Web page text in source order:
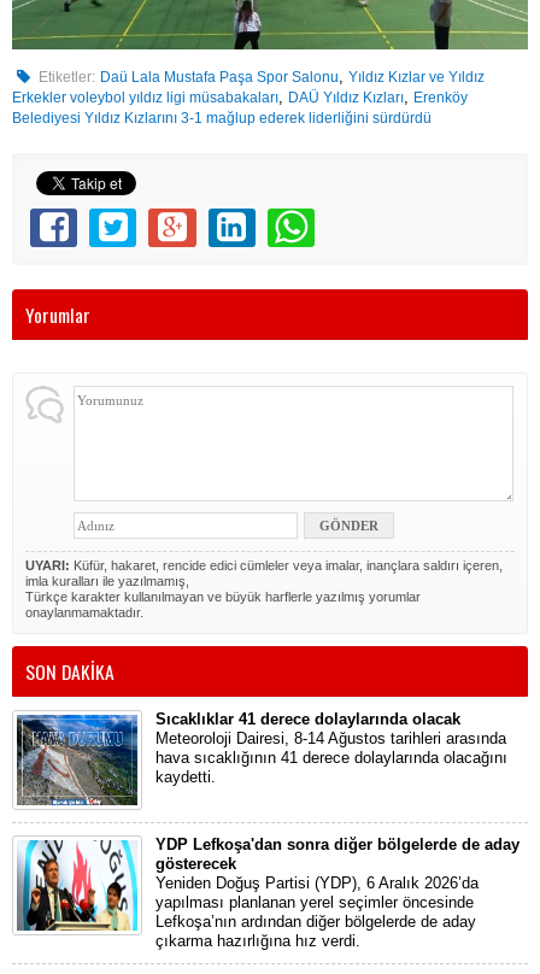
Etiketler: Daü Lala Mustafa Paşa Spor Salonu,Yıldız Kızlar ve Yıldız
Erkekler voleybol yıldız ligi müsabakaları, DAÜ Yıldız Kızları, Erenköy
Belediyesi Yıldız Kızlarını 3-1 mağlup ederek liderliğini sürdürdü
Yorumlar
UYARI: Küfür, hakaret, rencide edici cümleler veya imalar, inançlara saldırı içeren,
imla kuralları ile yazılmamış,
Türkçe karakter kullanılmayan ve büyük harflerle yazılmış yorumlar
onaylanmamaktadır.
SON DAKİKA
Sıcaklıklar 41 derece dolaylarında olacak
Meteoroloji Dairesi, 8-14 Ağustos tarihleri arasında
hava sıcaklığının 41 derece dolaylarında olacağını
kaydetti.
YDP Lefkoşa'dan sonra diğer bölgelerde de aday
gösterecek
Yeniden Doğuş Partisi (YDP), 6 Aralık 2026’da
yapılması planlanan yerel seçimler öncesinde
Lefkoşa’nın ardından diğer bölgelerde de aday
çıkarma hazırlığına hız verdi.